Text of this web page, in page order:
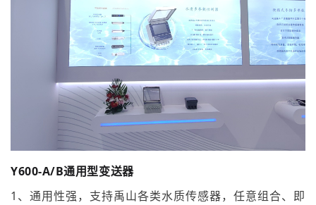
Y600-A/B通用型变送器
1、通用性强，支持禹山各类水质传感器，任意组合、即